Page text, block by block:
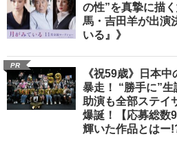
の性”を真摯に描
馬・吉田羊が出演
いる』》
PR
《祝59歳》日本
暴走！ “勝手に”
助演も全部ステイ
爆誕！【応募総数
輝いた作品とはー